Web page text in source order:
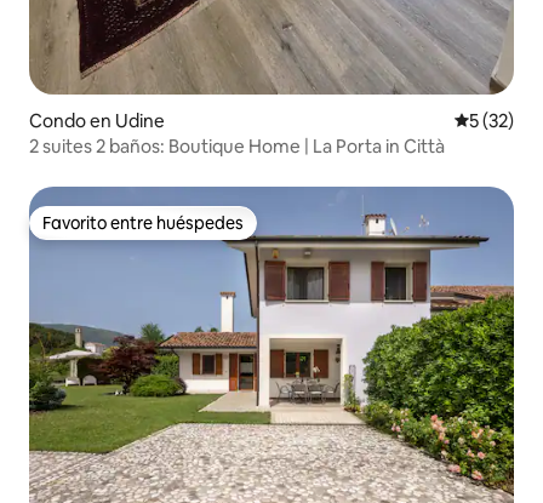
Condo en Udine
5 (32)
2 suites 2 baños: Boutique Home | La Porta in Città
Favorito entre huéspedes
Favorito entre huéspedes